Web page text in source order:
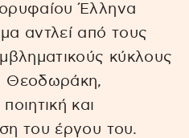
Έλληνα
αντλεί από τους
κύκλους
Θεοδωράκη,
και
του έργου του.